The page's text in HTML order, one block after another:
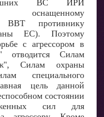
ВС ИРИ
ВВТ противнику
ЕС). Поэтому
с агрессором в
отводится Силам
Силам охраны
специального
цель данной
состоянии
сил для